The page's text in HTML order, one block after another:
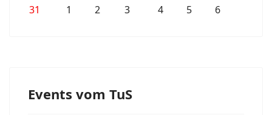
31
1 2 3 4 5 6
Events vom TuS